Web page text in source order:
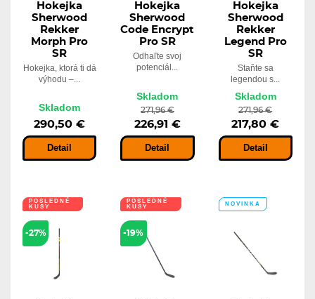
Hokejka
Sherwood
Rekker
Morph Pro
SR
Hokejka, ktorá ti dá
výhodu –...
Skladom
290,50 €
Detail
Hokejka
Sherwood
Code Encrypt
Pro SR
Odhaľte svoj
potenciál...
Skladom
271,96 €
226,91 €
Detail
Hokejka
Sherwood
Rekker
Legend Pro
SR
Staňte sa
legendou s...
Skladom
271,96 €
217,80 €
Detail
POSLEDNÉ
KUSY
-27%
POSLEDNÉ
KUSY
-19%
NOVINKA